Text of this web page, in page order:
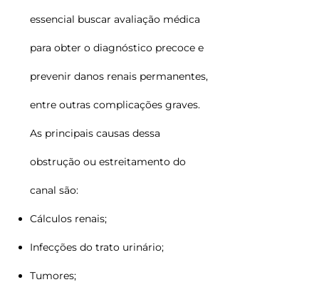
essencial buscar avaliação médica
para obter o diagnóstico precoce e
prevenir danos renais permanentes,
entre outras complicações graves.
As principais causas dessa
obstrução ou estreitamento do
canal são:
Cálculos renais;
Infecções do trato urinário;
Tumores;